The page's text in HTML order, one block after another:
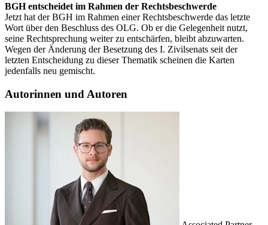
BGH entscheidet im Rahmen der Rechtsbeschwerde
Jetzt hat der BGH im Rahmen einer Rechtsbeschwerde das letzte
Wort über den Beschluss des OLG. Ob er die Gelegenheit nutzt,
seine Rechtsprechung weiter zu entschärfen, bleibt abzuwarten.
Wegen der Änderung der Besetzung des I. Zivilsenats seit der
letzten Entscheidung zu dieser Thematik scheinen die Karten
jedenfalls neu gemischt.
Autorinnen und Autoren